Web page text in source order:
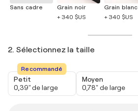
Sans cadre
Grain noir
+ 340 $US
Grain blanc
+ 340 $US
2. Sélectionnez la taille
Recommandé
Petit
0,39" de large
Moyen
0,78" de large